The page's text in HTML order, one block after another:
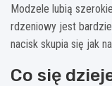
Modzele lubią
rdzeniowy jest
nacisk skupia się jak na
Co się